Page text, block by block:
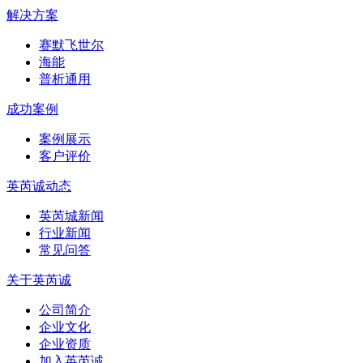
解决方案
赛默飞世尔
海能
普析通用
成功案例
案例展示
客户评价
英芮诚动态
英芮城新闻
行业新闻
常见问答
关于英芮诚
公司简介
企业文化
企业资质